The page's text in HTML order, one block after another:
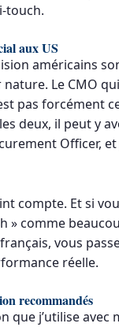
touch.
aux US
américains
Le CMO
pas forcément
deux, il peut y
Officer,
compte. Et si
» comme
vous
réelle.
recommandés
que j’utilise avec